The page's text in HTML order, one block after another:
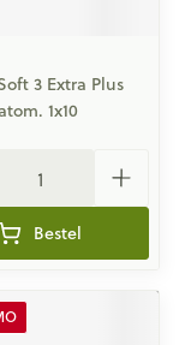
3 Extra Plus
1x10
Bestel